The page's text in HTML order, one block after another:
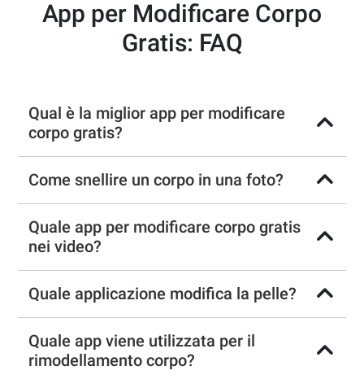
App per Modificare Corpo
Gratis: FAQ
Qual è la miglior app per modificare
corpo gratis?
Come snellire un corpo in una foto?
Quale app per modificare corpo gratis
nei video?
Quale applicazione modifica la pelle?
Quale app viene utilizzata per il
rimodellamento corpo?